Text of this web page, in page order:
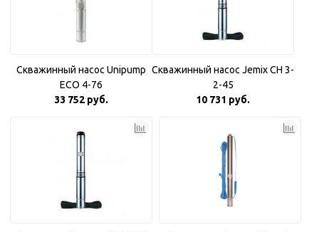
Скважинный насос Unipump
ECO 4-76
33 752 руб.
Скважинный насос Jemix CH 3-
2-45
10 731 руб.